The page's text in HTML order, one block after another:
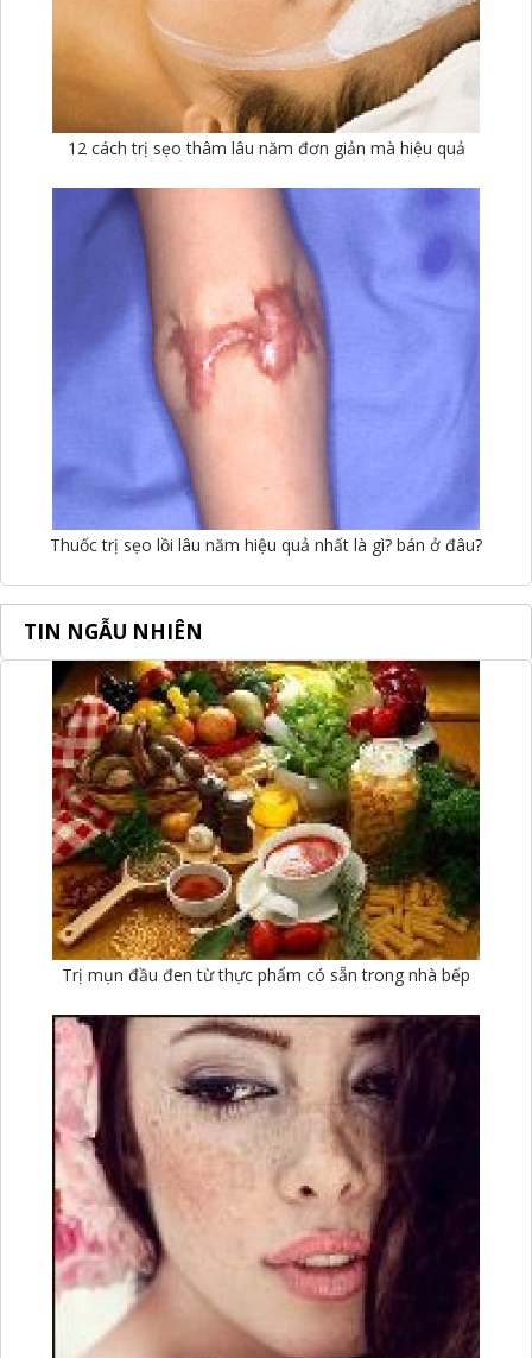
12 cách trị sẹo thâm lâu năm đơn giản mà hiệu quả
Thuốc trị sẹo lồi lâu năm hiệu quả nhất là gì? bán ở đâu?
TIN NGẪU NHIÊN
Trị mụn đầu đen từ thực phẩm có sẵn trong nhà bếp